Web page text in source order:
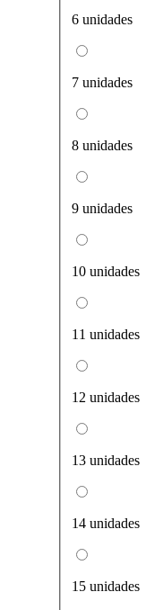
6 unidades
7 unidades
8 unidades
9 unidades
10 unidades
11 unidades
12 unidades
13 unidades
14 unidades
15 unidades